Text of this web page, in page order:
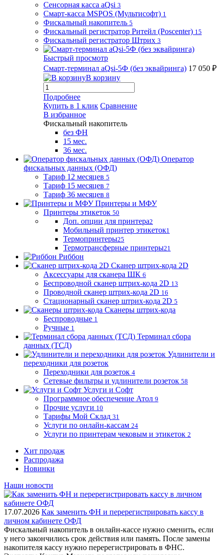
Сенсорная касса aQsi 3
Смарт-касса MSPOS (Мультисофт) 1
Фискальный накопитель 5
Фискальный регистратор Ритейл (Poscenter) 15
Фискальный регистратор Штрих 3
Быстрый просмотр
Смарт-терминал aQsi-5Ф (без эквайринга) 17 050 ₽
В корзину
Подробнее
Купить в 1 клик Сравнение
В избранное
Фискальный накопитель
без ФН
15 мес.
36 мес.
Оператор
фискальных данных (ОФД)
Тариф 12 месяцев 5
Тариф 15 месяцев 7
Тариф 36 месяцев 8
Принтеры и МФУ
Принтеры этикеток 50
Доп. опции для принтера2
Мобильный принтер этикеток1
Термопринтеры25
Термотрансферные принтеры21
Риббон
Сканер штрих-кода 2D
Аксессуары для сканера ШК 6
Беспроводной сканер штрих-кода 2D 13
Проводной сканер штрих-кода 2D 16
Стационарный сканер штрих-кода 2D 5
Сканеры штрих-кода
Беспроводные 1
Ручные 1
Терминал сбора
данных (ТСД)
Удлинители и
переходники для розеток
Переходники для розеток 4
Сетевые фильтры и удлинители розеток 58
Услуги и Софт
Программное обеспечение Атол 9
Прочие услуги 10
Тарифы Мой Склад 31
Услуги по онлайн-кассам 24
Услуги по принтерам чековым и этикеток 2
Хит продаж
Распродажа
Новинки
Наши новости
17.07.2026 Как заменить ФН и перерегистрировать кассу в
личном кабинете ОФД
Фискальный накопитель в онлайн-кассе нужно сменить, если
у него закончились срок действия или память. После замены
накопителя кассу нужно перерегистрировать в ФНС.